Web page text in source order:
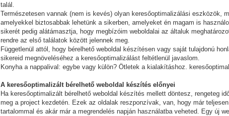
talál.
Természetesen vannak (nem is kevés) olyan keresőoptimalizálási eszközök,
amelyekkel biztosabbak lehetünk a sikerben, amelyeket én magam is
sikerét pedig alátámasztja, hogy megbízóim weboldalai az általuk
rendre az első találatok között jelennek meg.
Függetlenül attól, hogy bérelhető weboldal készítésen vagy saját tulajdonú
sikereid megnöveléséhez a keresőoptimalizálást feltétlenül javaslom.
Konyha a nappalival: egybe vagy külön? Ötletek a kialakításhoz.
A keresőoptimalizált bérelhető weboldal készítés előnyei
Ha keresőoptimalizált bérelhető weboldal készítés mellett döntesz, rengeteg
meg a project kezdetén. Ezek az oldalak reszponzívak, van, hogy már
tartalommal és akár már a megrendelés napján használatba veheted. Egy új